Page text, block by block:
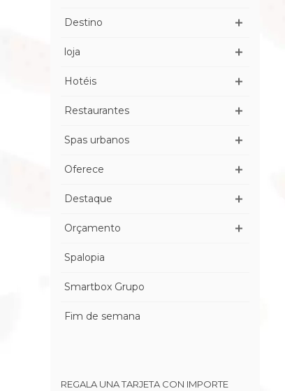
Destino
loja
Hotéis
Restaurantes
Spas urbanos
Oferece
Destaque
Orçamento
Spalopia
Smartbox Grupo
Fim de semana
REGALA UNA TARJETA CON IMPORTE